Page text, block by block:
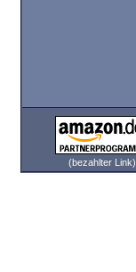
(bezahlter Link)